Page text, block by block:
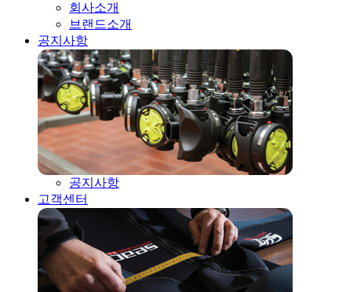
회사소개
브랜드소개
공지사항
공지사항
고객센터